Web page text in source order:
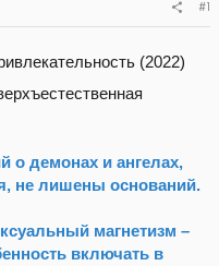
#1
(2022)
о демонах и ангелах,
не лишены оснований.
магнетизм –
включать в